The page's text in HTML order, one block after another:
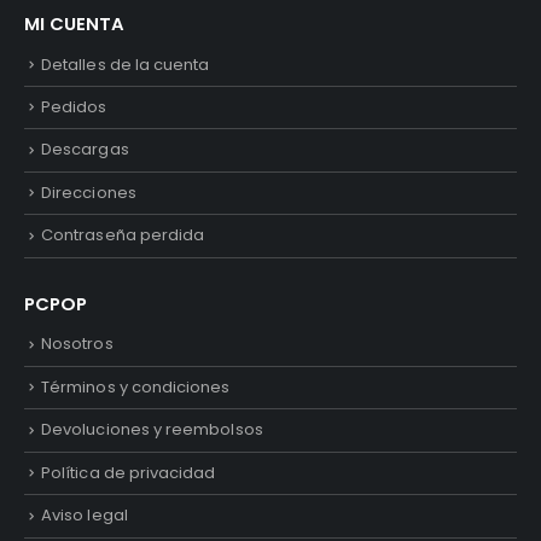
MI CUENTA
Detalles de la cuenta
Pedidos
Descargas
Direcciones
Contraseña perdida
PCPOP
Nosotros
Términos y condiciones
Devoluciones y reembolsos
Política de privacidad
Aviso legal